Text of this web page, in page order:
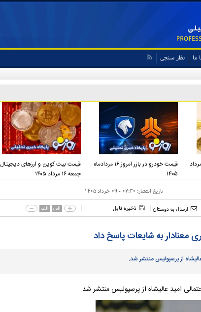
ما نظر سنجی
و طلا امروز جمعه ۱۶ مرداد
قیمت خودرو در بازر امروز ۱۶ مردادماه
۱۴۰۵
قیمت بیت کوین و ارز‌های دیجیتال
جمعه ۱۶ مرداد ۱۴۰۵
تاریخ انتشار: ۰۷:۳۰ - ۰۹ خرداد ۱۴۰۵
ارسال به دوستان ذخیره فایل الف الف
معنادار به شایعات پاسخ داد
از پرسپولیس منتشر شد.
امید عالیشاه از پرسپولیس منتشر شد.